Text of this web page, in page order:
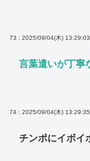
73 : 2025/09/04(木)
言葉遣いが丁寧
74 : 2025/09/04(木)
チンポにイボイ